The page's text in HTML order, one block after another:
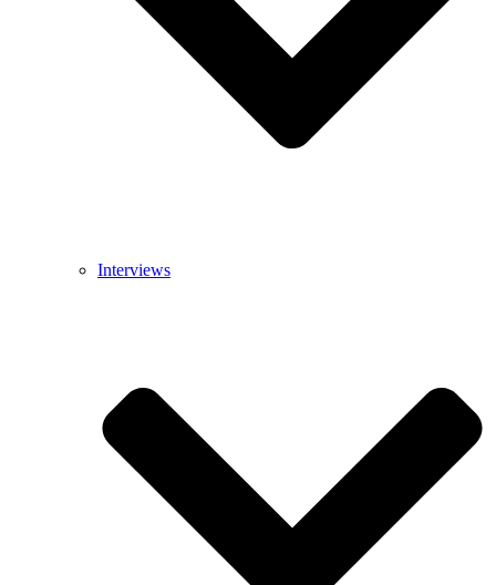
Interviews